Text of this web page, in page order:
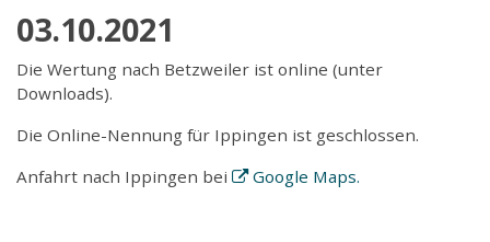
03.10.2021
Die Wertung nach Betzweiler ist online (unter
Downloads).
Die Online-Nennung für Ippingen ist geschlossen.
Anfahrt nach Ippingen bei
Google Maps.